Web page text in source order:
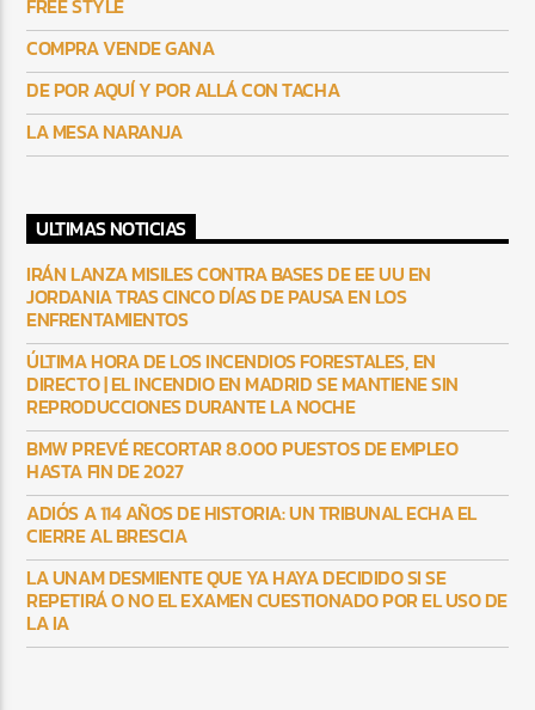
COMPRA VENDE GANA
DE POR AQUÍ Y POR ALLÁ CON TACHA
LA MESA NARANJA
ULTIMAS NOTICIAS
IRÁN LANZA MISILES CONTRA BASES DE EE UU EN
JORDANIA TRAS CINCO DÍAS DE PAUSA EN LOS
ENFRENTAMIENTOS
ÚLTIMA HORA DE LOS INCENDIOS FORESTALES, EN
DIRECTO | EL INCENDIO EN MADRID SE MANTIENE SIN
REPRODUCCIONES DURANTE LA NOCHE
BMW PREVÉ RECORTAR 8.000 PUESTOS DE EMPLEO
HASTA FIN DE 2027
ADIÓS A 114 AÑOS DE HISTORIA: UN TRIBUNAL ECHA EL
CIERRE AL BRESCIA
LA UNAM DESMIENTE QUE YA HAYA DECIDIDO SI SE
REPETIRÁ O NO EL EXAMEN CUESTIONADO POR EL USO DE
LA IA